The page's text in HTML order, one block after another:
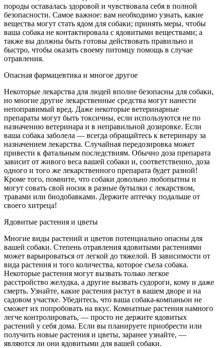
породы оставалась здоровой и чувствовала себя в полной
безопасности. Самое важное: вам необходимо узнать, какие
вещества могут стать ядом для собаки; принять меры, чтобы
ваша собака не контактировала с ядовитыми веществами; а
также вы должны быть готовы действовать правильно и
быстро, чтобы оказать своему питомцу помощь в случае
отравления.
Опасная фармацевтика и многое другое
Некоторые лекарства для людей вполне безопасны для собаки,
но многие другие лекарственные средства могут нанести
непоправимый вред. Даже некоторые ветеринарные
препараты могут быть токсичны, если используются не по
назначению ветеринара и в неправильной дозировке. Если
ваша собака заболела — всегда обращайтесь к ветеринару за
назначением лекарства. Случайная передозировка может
привести к фатальным последствиям. Обычно доза препарата
зависит от живого веса вашей собаки и, соответственно, доза
одного и того же лекарственного препарата будет разной!
Кроме того, помните, что собаки довольно любопытны и
могут совать свой носик в разные бутылки с лекарством,
травами или биодобавками. Держите аптечку подальше от
своего хитреца!
Ядовитые растения и цветы
Многие виды растений и цветов потенциально опасны для
вашей собаки. Степень отравления ядовитыми растениями
может варьироваться от легкой до тяжелой. В зависимости от
вида растения и того количества, которое съела собака.
Некоторые растения могут вызвать только легкое
расстройство желудка, а другие вызвать судороги, кому и даже
смерть. Узнайте, какие растения растут в вашем дворе и на
садовом участке. Убедитесь, что ваша собака-компаньон не
сможет их попробовать на вкус. Комнатные растения намного
легче контролировать, — просто не держите ядовитых
растений у себя дома. Если вы планируете приобрести или
получить новые растения и цветы, заранее узнайте, —
являются ли они ядовитыми для вашей собаки.